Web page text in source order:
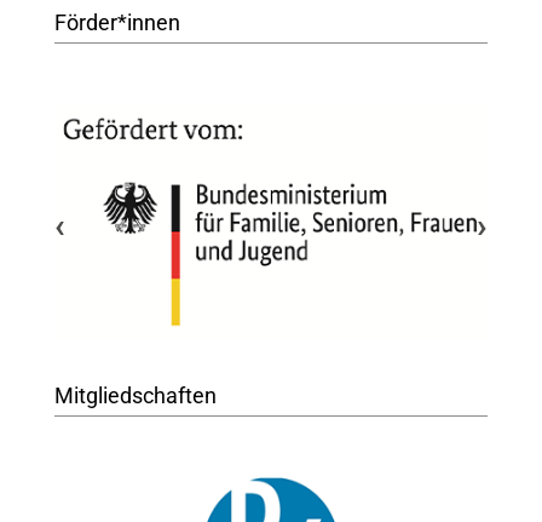
Förder*innen
‹ ›
Mitgliedschaften